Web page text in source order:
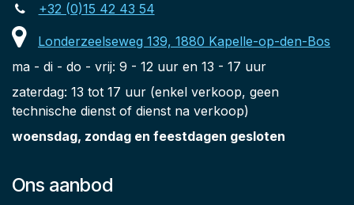
+32 (0)15 42 43 54
Londerzeelseweg 139, 1880 Kapelle-op-den-Bos
ma - di - do - vrij: 9 - 12 uur en 13 - 17 uur
zaterdag: 13 tot 17 uur (enkel verkoop, geen
technische dienst of dienst na verkoop)
woensdag, zondag en feestdagen gesloten
Ons aanbod